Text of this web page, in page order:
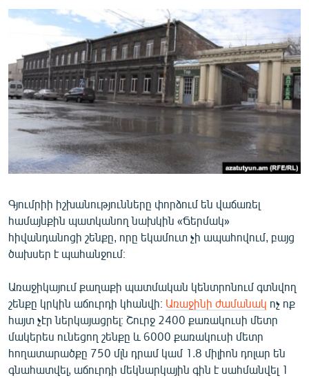
ՊԱՏԵՐԱԶՄԻ 6 ՇԱԲԱԹՆԵՐԸ
ՏԱՐԱԾԱՇՐՋԱՆ
ՄԻՋԱԶԳԱՅԻՆ
ՄՇԱԿՈՒՅԹ
ՍՊՈՐՏ
ՄԵԿՆԱԲԱՆՈՒԹՅՈՒՆ
ՏՏ ԵՒ ԻՆՏԵՐՆԵՏ
ԿՈՐՈՆԱՎԻՐՈՒՍ
ԱՐԽԻՎ
ՏԵՍԱՆՅՈՒԹԵՐ
ՁԳՏԵԼՈՎ ԼԱՎԱԳՈՒՅՆԻՆ
ՓՈԴՔԱՍԹ
Հայերեն
Գյումրիի իշխանությունները փորձում են վաճառել
համայնքին պատկանող նախկին «Ճերմակ»
հիվանդանոցի շենքը, որը եկամուտ չի ապահովում, բայց
ծախսեր է պահանջում։
Առաջիկայում քաղաքի պատմական կենտրոնում գտնվող
շենքը կրկին աճուրդի կհանվի։ Առաջինի ժամանակ ոչ ոք
հայտ չէր ներկայացրել։ Շուրջ 2400 քառակուսի մետր
մակերես ունեցող շենքը և 6000 քառակուսի մետր
հողատարածքը 750 մլն դրամ կամ 1.8 միլիոն դոլար են
գնահատվել, աճուրդի մեկնարկային գին է սահմանվել 1